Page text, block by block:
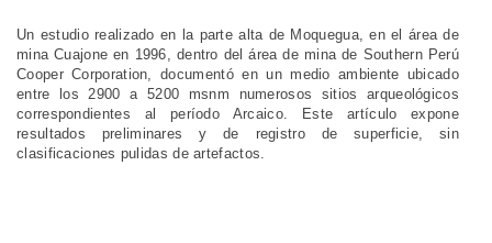
Un estudio realizado en la parte alta de Moquegua, en el área de
mina Cuajone en 1996, dentro del área de mina de Southern Perú
Cooper Corporation, documentó en un medio ambiente ubicado
entre los 2900 a 5200 msnm numerosos sitios arqueológicos
correspondientes al período Arcaico. Este artículo expone
resultados preliminares y de registro de superficie, sin
clasificaciones pulidas de artefactos.